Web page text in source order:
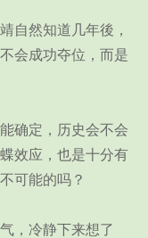
然知道几年後，
会成功夺位，而是
确定，历史会不会
效应，也是十分有
可能的吗？
，冷静下来想了